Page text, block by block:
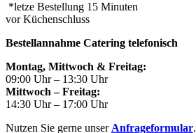
*letze Bestellung 15 Minuten
vor Küchenschluss
Bestellannahme Catering telefonisch
Montag, Mittwoch & Freitag:
09:00 Uhr – 13:30 Uhr
Mittwoch – Freitag:
14:30 Uhr – 17:00 Uhr
Nutzen Sie gerne unser Anfrageformular.